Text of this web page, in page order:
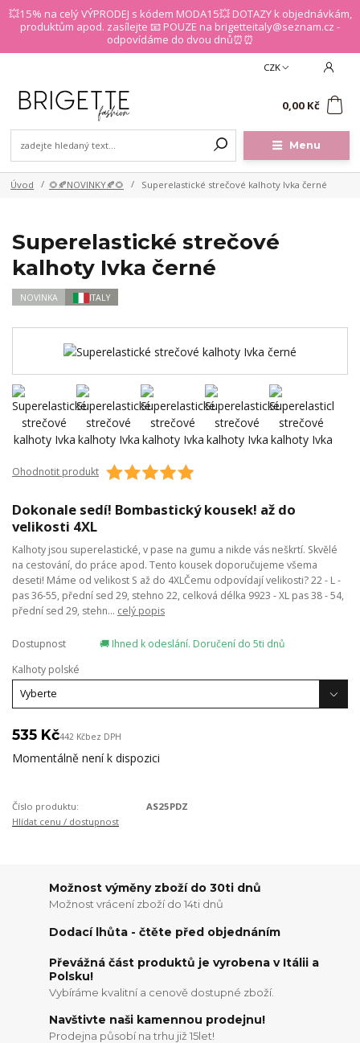
💥15% na celý VÝPRODEJ s kódem MODA15💥 DOTAZY k objednávkám,
produktům apod. zasílejte 📧 POUZE na brigetteitaly@seznam.cz -
odpovídáme do dvou dnů⏰⏰
Menu
CZK
0,00 Kč
Úvod 🌻🍂NOVINKY🍂🌻 Superelastické strečové kalhoty Ivka černé
Superelastické strečové
kalhoty Ivka černé
NOVINKA ITALY
Ohodnotit produkt
Dokonale sedí! Bombastický kousek! až do
velikosti 4XL
Kalhoty jsou superelastické, v pase na gumu a nikde vás neškrtí. Skvělé
na cestování, do práce apod. Tento kousek doporučujeme všema
deseti! Máme od velikost S až do 4XLČemu odpovídají velikosti? 22 - L -
pas 36-55, přední sed 29, stehno 22, celková délka 9923 - XL pas 38 - 54,
přední sed 29, stehn... celý popis
Dostupnost
🚚 Ihned k odeslání. Doručení do 5ti dnů
Kalhoty polské
535 Kč442 Kčbez DPH
Momentálně není k dispozici
Číslo produktu:
AS25PDZ
Hlídat cenu / dostupnost
Možnost výměny zboží do 30ti dnů
Možnost vrácení zboží do 14ti dnů
Dodací lhůta - čtěte před objednáním
Převážná část produktů je vyrobena v Itálii a
Polsku!
Vybíráme kvalitní a cenově dostupné zboží.
Navštivte naši kamennou prodejnu!
Prodejna působí na trhu již 15let!